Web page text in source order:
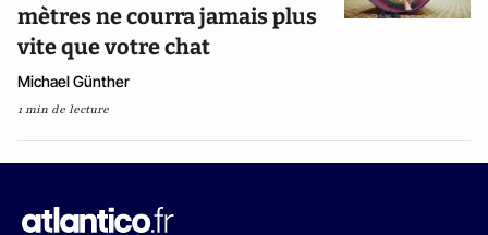
mètres ne courra jamais plus
vite que votre chat
Michael Günther
1 min de lecture